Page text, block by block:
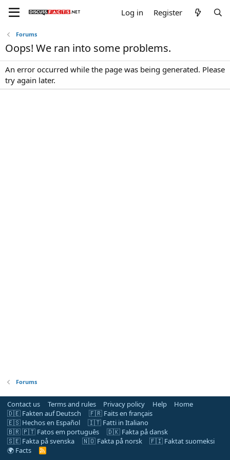
Log in Register
Forums
Oops! We ran into some problems.
An error occurred while the page was being generated. Please
try again later.
Forums
Contact us Terms and rules Privacy policy Help
Home
🇩🇪 Fakten auf Deutsch
🇫🇷 Faits en français
🇪🇸 Hechos en Español
🇮🇹 Fatti in Italiano
🇧🇷 🇵🇹 Fatos em português
🇩🇰 Fakta på dansk
🇸🇪 Fakta på svenska
🇳🇴 Fakta på norsk
🇫🇮 Faktat suomeksi
🌍 Facts
R